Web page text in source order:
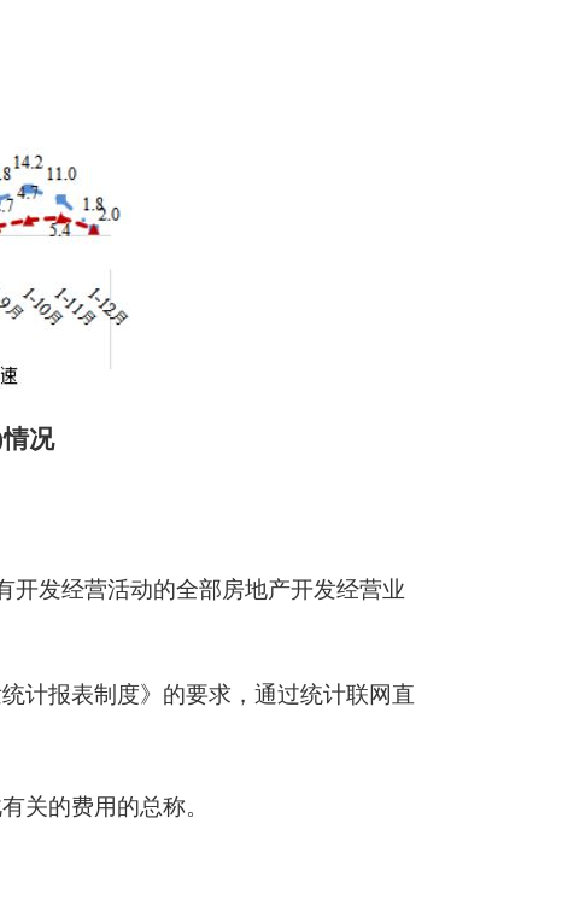
况
开发经营活动的全部房地产开发经营业
计报表制度》的要求，通过统计联网直
关的费用的总称。